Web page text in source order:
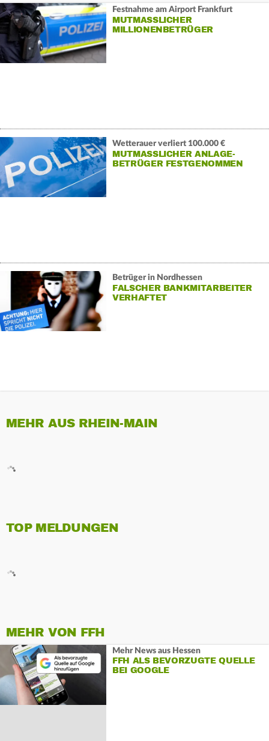
Festnahme am Airport Frankfurt
MUTMASSLICHER M
ILLIONENBETRÜGER G
Wetterauer verliert 100.000 €
MUTMASSLICHER ANLAGE-B
ETRÜGER FESTGENOMMEN
Betrüger in Nordhessen
FALSCHER BANKMITARBEITER
VERHAFTET
MEHR AUS RHEIN-MAIN
TOP MELDUNGEN
MEHR VON FFH
Mehr News aus Hessen
FFH ALS BEVORZUGTE QUELLE
BEI GOOGLE